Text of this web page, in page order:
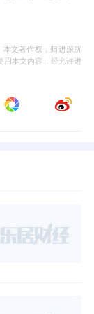
文著作权，归进深所
用本文内容；经允许进